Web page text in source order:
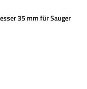
35 mm für Sauger